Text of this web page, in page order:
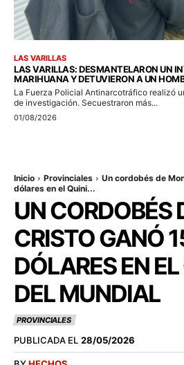
LAS VARILLAS
LAS VARILLAS: DESMANTELARON UN
MARIHUANA Y DETUVIERON A UN
La Fuerza Policial Antinarcotráfico realizó
de investigación. Secuestraron más...
01/08/2026